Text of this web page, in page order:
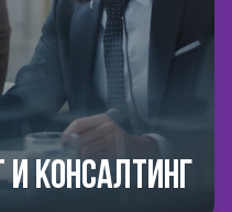
и консалтинг